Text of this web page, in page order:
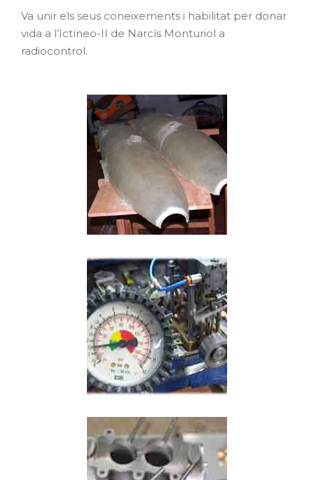
Va unir els seus coneixements i habilitat per donar
vida a l’Ictíneo-II de Narcís Monturiol a
radiocontrol.